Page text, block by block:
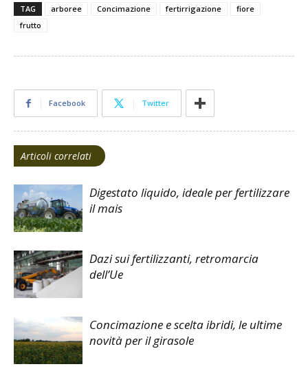
TAG arboree Concimazione fertirrigazione
fiore
frutto
Facebook Twitter
Articoli correlati
Digestato liquido, ideale per fertilizzare
il mais
Dazi sui fertilizzanti, retromarcia
dell’Ue
Concimazione e scelta ibridi, le ultime
novità per il girasole